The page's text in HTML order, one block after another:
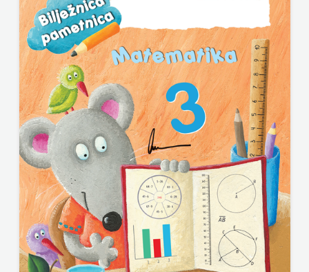
ZAGREB
Twins
Company
UDRUGA
GLUTEN
FREE
U
HNŽ
V.B.Z.
VERBUM